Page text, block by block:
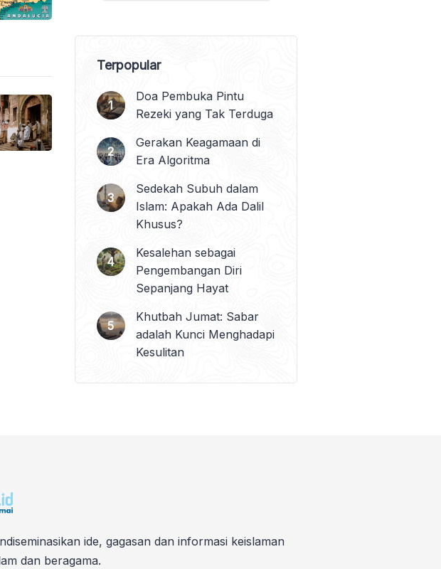
Terpopular
Doa Pembuka Pintu
Rezeki yang Tak Terduga
Gerakan Keagamaan di
Era Algoritma
Sedekah Subuh dalam
Islam: Apakah Ada Dalil
Khusus?
Kesalehan sebagai
Pengembangan Diri
Sepanjang Hayat
Khutbah Jumat: Sabar
adalah Kunci Menghadapi
Kesulitan
ide, gagasan dan informasi keislaman
dan beragama.